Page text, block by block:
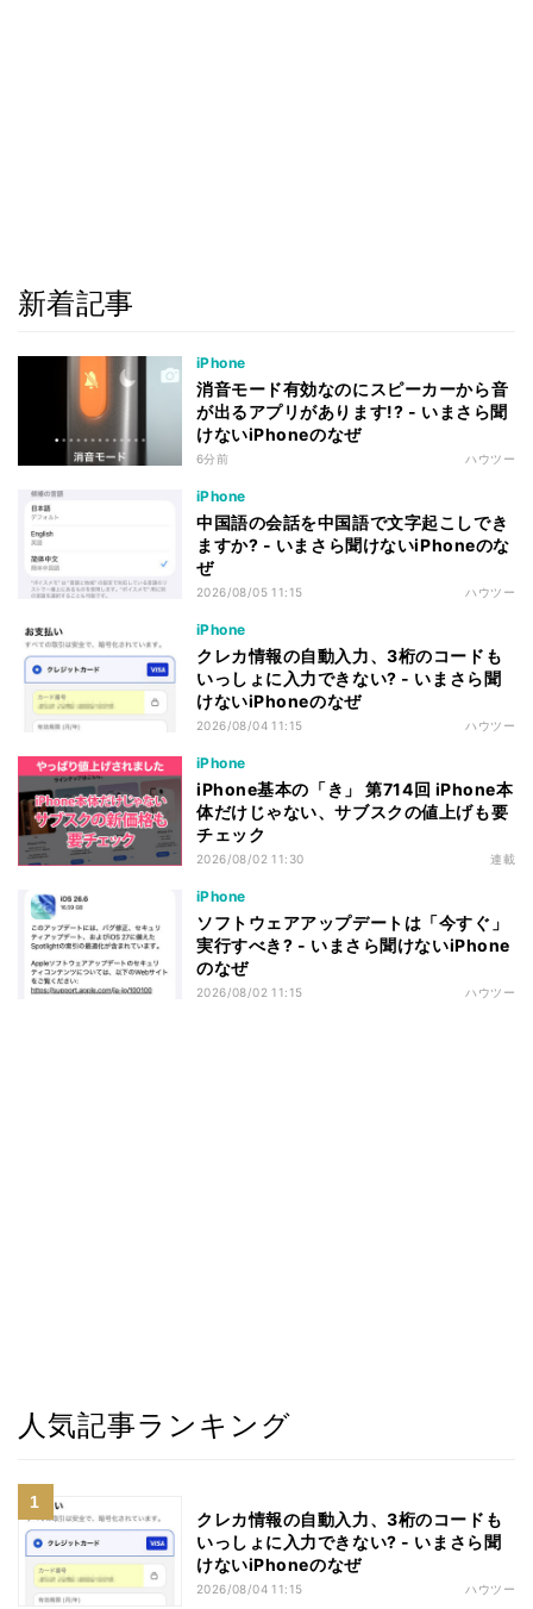
新着記事
iPhone
消音モード有効なのにスピーカーから音
が出るアプリがあります!? - いまさら聞
けないiPhoneのなぜ
6分前 ハウツー
iPhone
中国語の会話を中国語で文字起こしでき
ますか? - いまさら聞けないiPhoneのな
ぜ
2026/08/05 11:15 ハウツー
iPhone
クレカ情報の自動入力、3桁のコードも
いっしょに入力できない? - いまさら聞
けないiPhoneのなぜ
2026/08/04 11:15 ハウツー
iPhone
iPhone基本の「き」 第714回 iPhone本
体だけじゃない、サブスクの値上げも要
チェック
2026/08/02 11:30 連載
iPhone
ソフトウェアアップデートは「今すぐ」
実行すべき? - いまさら聞けないiPhone
のなぜ
2026/08/02 11:15 ハウツー
人気記事ランキング
クレカ情報の自動入力、3桁のコードも
いっしょに入力できない? - いまさら聞
けないiPhoneのなぜ
2026/08/04 11:15 ハウツー